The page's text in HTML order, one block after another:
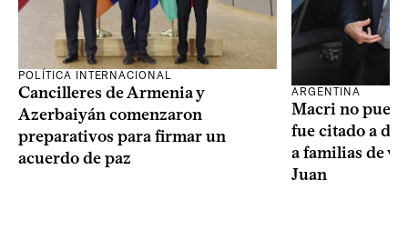
POLÍTICA INTERNACIONAL
Cancilleres de Armenia y
Azerbaiyán comenzaron
preparativos para firmar un
acuerdo de paz
ARGENTINA
Macri no
fue citado a
a familias de
Juan